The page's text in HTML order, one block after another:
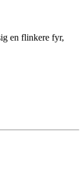
en flinkere fyr,